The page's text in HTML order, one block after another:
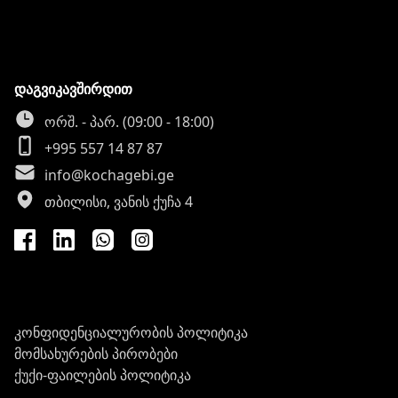
დაგვიკავშირდით
ორშ. - პარ. (09:00 - 18:00)
+995 557 14 87 87
info@kochagebi.ge
თბილისი, ვანის ქუჩა 4
კონფიდენციალურობის პოლიტიკა
მომსახურების პირობები
ქუქი-ფაილების პოლიტიკა